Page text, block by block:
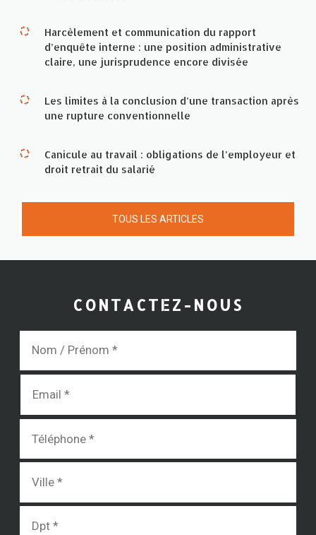
Harcèlement et communication du rapport
d’enquête interne : une position administrative
claire, une jurisprudence encore divisée
Les limites à la conclusion d’une transaction après
une rupture conventionnelle
Canicule au travail : obligations de l’employeur et
droit retrait du salarié
TOUS LES ARTICLES
CONTACTEZ-NOUS